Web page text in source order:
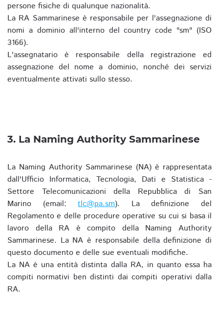
persone fisiche di qualunque nazionalità.
La RA Sammarinese è responsabile per l'assegnazione di
nomi a dominio all'interno del country code "sm" (ISO
3166).
L'assegnatario è responsabile della registrazione ed
assegnazione del nome a dominio, nonché dei servizi
eventualmente attivati sullo stesso.
3. La Naming Authority Sammarinese
La Naming Authority Sammarinese (NA) è rappresentata
dall'Ufficio Informatica, Tecnologia, Dati e Statistica -
Settore Telecomunicazioni della Repubblica di San
Marino (email:tlc@pa.sm). La definizione del
Regolamento e delle procedure operative su cui si basa il
lavoro della RA è compito della Naming Authority
Sammarinese. La NA è responsabile della definizione di
questo documento e delle sue eventuali modifiche.
La NA è una entità distinta dalla RA, in quanto essa ha
compiti normativi ben distinti dai compiti operativi dalla
RA.